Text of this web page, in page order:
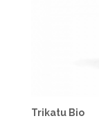
Trikatu Bio